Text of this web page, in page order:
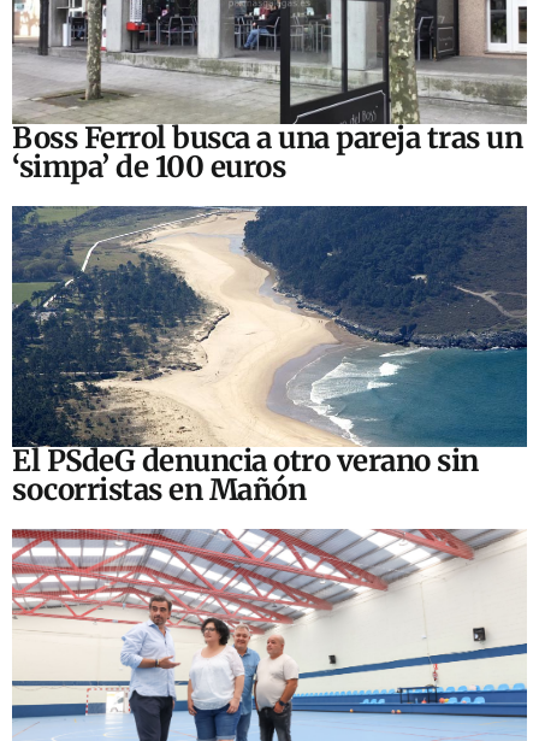
Boss Ferrol busca a una pareja tras un
‘simpa’ de 100 euros
El PSdeG denuncia otro verano sin
socorristas en Mañón